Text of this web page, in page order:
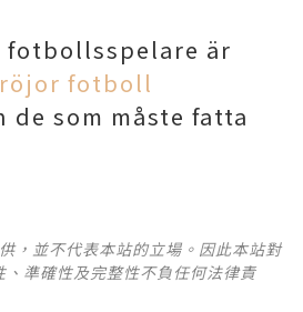
fotbollsspelare är
fotboll
som måste fatta
，並不代表本站的立場。因此本站對
準確性及完整性不負任何法律責